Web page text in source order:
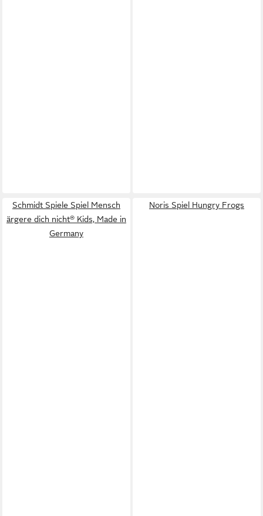
Schmidt Spiele Spiel Mensch
ärgere dich nicht® Kids, Made in
Germany
Noris Spiel Hungry Frogs